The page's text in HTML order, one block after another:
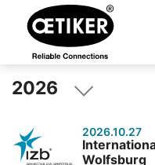
2026
2026.10.27
Wolfsburg